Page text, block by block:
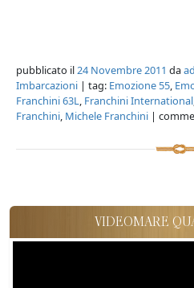
pubblicato il24 Novembre 2011 da
Imbarcazioni | tag: Emozione 55,
Franchini 63L, Franchini International
Franchini, Michele Franchini |
VIDEOMARE